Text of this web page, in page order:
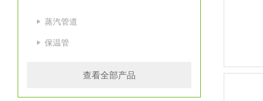
蒸汽管道
保温管
查看全部产品